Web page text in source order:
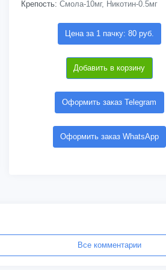
Крепость: Смола-10мг, Никотин-0.5мг
Цена за 1 пачку: 80 руб.
Добавить в корзину
Оформить заказ Telegram
Оформить заказ WhatsApp
Все комментарии